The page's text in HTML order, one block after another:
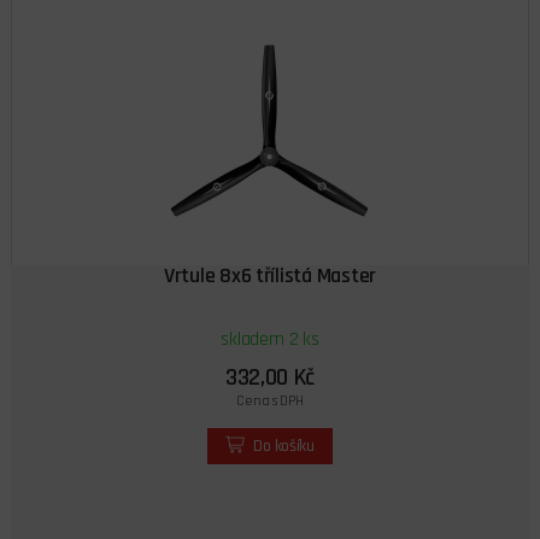
Vrtule 8x6 třílistá Master
skladem 2 ks
332,00 Kč
Cena s DPH
Do košíku